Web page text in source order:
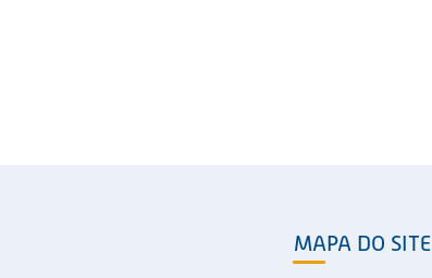
MAPA DO SITE